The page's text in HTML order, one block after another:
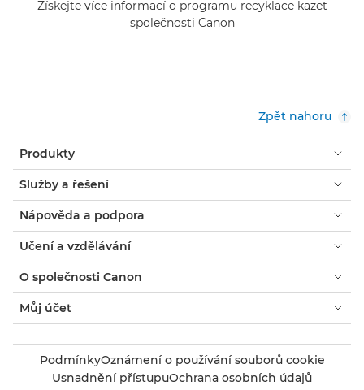
Získejte více informací o programu recyklace kazet
společnosti Canon
Zpět nahoru
Produkty
Služby a řešení
Nápověda a podpora
Učení a vzdělávání
O společnosti Canon
Můj účet
PodmínkyOznámení o používání souborů cookie
Usnadnění přístupuOchrana osobních údajů